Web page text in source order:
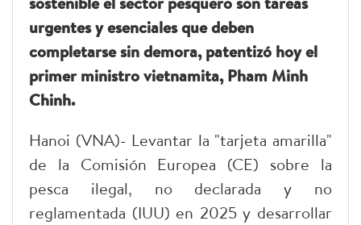
urgentes y esenciales que deben
completarse sin demora, patentizó hoy el
primer ministro vietnamita, Pham Minh
Chinh.
Hanoi (VNA)- Levantar la "tarjeta amarilla"
de la Comisión Europea (CE) sobre la
pesca ilegal, no declarada y no
reglamentada (IUU) en 2025 y desarrollar